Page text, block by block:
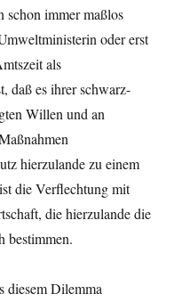
schon immer maßlos
oder erst
als
daß es ihrer schwarz-
Willen und an
hierzulande zu einem
die Verflechtung mit
die hierzulande die
bestimmen.
diesem Dilemma